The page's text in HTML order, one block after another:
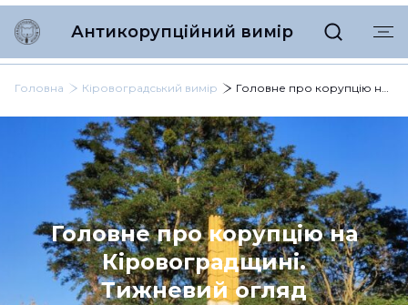
Антикорупційний вимір
Головна Кіровоградський вимір Головне про корупцію на Кіровоградщині. Тижневий огляд
Головне про корупцію на
Кіровоградщині.
Тижневий огляд